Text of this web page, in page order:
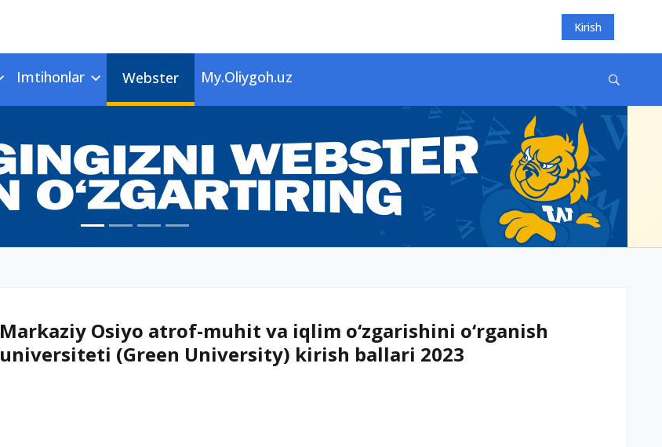
Kirish
Imtihonlar Webster My.Oliygoh.uz
Markaziy Osiyo atrof-muhit va iqlim o‘zgarishini o‘rganish
universiteti (Green University) kirish ballari 2023